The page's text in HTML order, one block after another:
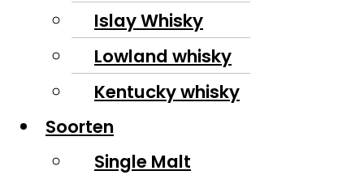
Islay Whisky
Lowland whisky
Kentucky whisky
Soorten
Single Malt